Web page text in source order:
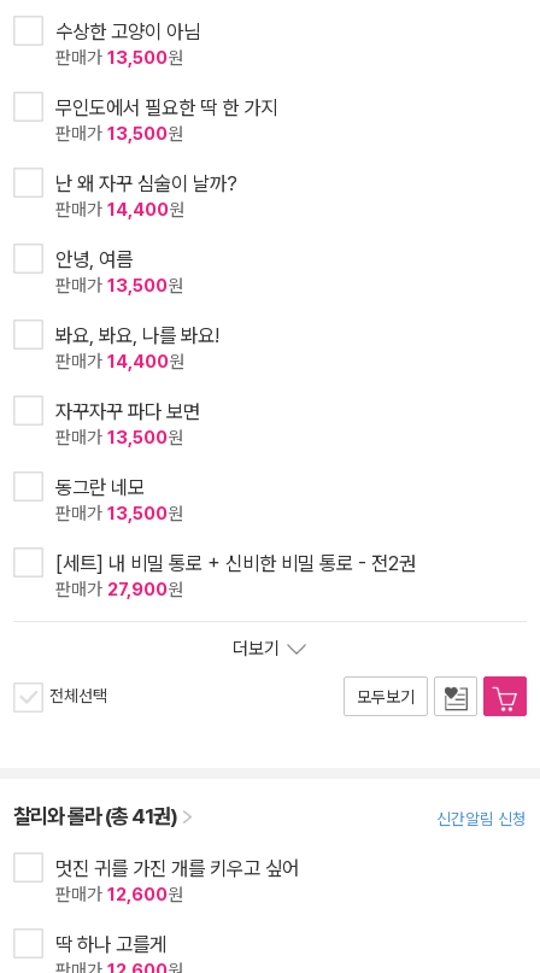
수상한 고양이 아님
판매가 13,500원
무인도에서 필요한 딱 한 가지
판매가 13,500원
난 왜 자꾸 심술이 날까?
판매가 14,400원
안녕, 여름
판매가 13,500원
봐요, 봐요, 나를 봐요!
판매가 14,400원
자꾸자꾸 파다 보면
판매가 13,500원
동그란 네모
판매가 13,500원
[세트] 내 비밀 통로 + 신비한 비밀 통로 - 전2권
판매가 27,900원
더보기
전체선택 모두보기
찰리와 롤라 (총 41권) 신간알림 신청
멋진 귀를 가진 개를 키우고 싶어
판매가 12,600원
딱 하나 고를게